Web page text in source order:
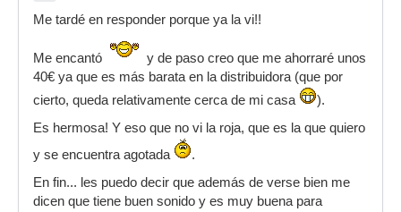
Me tardé en responder porque ya la vi!!
Me encantó
y de paso creo que me ahorraré unos
40€ ya que es más barata en la distribuidora (que por
cierto, queda relativamente cerca de mi casa
).
Es hermosa! Y eso que no vi la roja, que es la que quiero
y se encuentra agotada
.
En fin... les puedo decir que además de verse bien me
dicen que tiene buen sonido y es muy buena para